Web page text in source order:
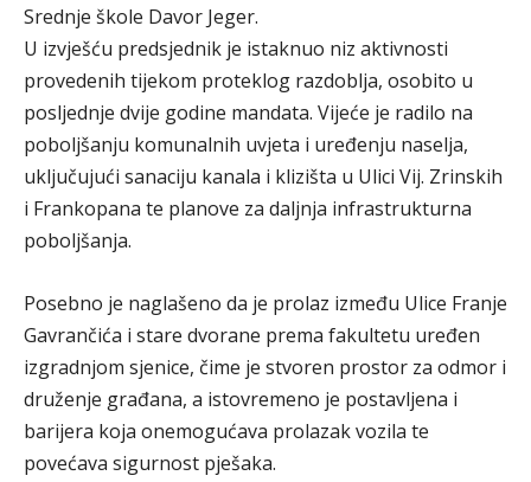
Srednje škole Davor Jeger.
U izvješću predsjednik je istaknuo niz aktivnosti
provedenih tijekom proteklog razdoblja, osobito u
posljednje dvije godine mandata. Vijeće je radilo na
poboljšanju komunalnih uvjeta i uređenju naselja,
uključujući sanaciju kanala i klizišta u Ulici Vij. Zrinskih
i Frankopana te planove za daljnja infrastrukturna
poboljšanja.
Posebno je naglašeno da je prolaz između Ulice Franje
Gavrančića i stare dvorane prema fakultetu uređen
izgradnjom sjenice, čime je stvoren prostor za odmor i
druženje građana, a istovremeno je postavljena i
barijera koja onemogućava prolazak vozila te
povećava sigurnost pješaka.